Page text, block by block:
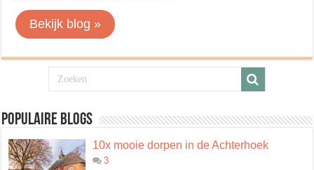
Bekijk blog »
Populaire blogs
10x mooie dorpen in de Achterhoek
3